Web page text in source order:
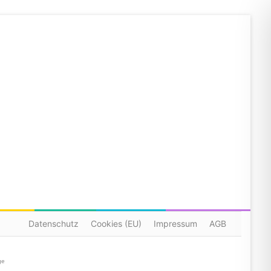
Datenschutz Cookies (EU) Impressum AGB